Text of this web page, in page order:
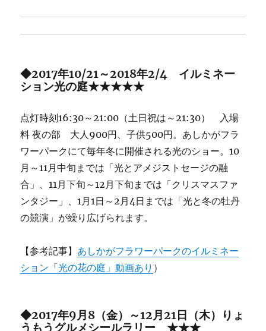
◆2017年10/21～2018年2/4 イルミネー
ション光の庭★★★★★
点灯時刻16:30～21:00（土日祝は～21:30） 入場
料 夜の部 大人900円、子供500円。あしかがフラ
ワーパークにて毎年冬に開催される光のショー。10
月～11月中旬までは「光とアメジストセージの融
合」、11月下旬～12月下旬までは「クリスマスファ
ンタジー」、1月1日～2月4日までは「光と冬の牡丹
の競演」が繰り広げられます。
【参考記事】 あしかがフラワーパークのイルミネー
ション「光の花の庭」動画あり ）
◆2017年9月8（金）～12月21日（木）りょ
うもうグルメシールラリー ★★★